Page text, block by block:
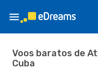
Voos baratos de
Cuba